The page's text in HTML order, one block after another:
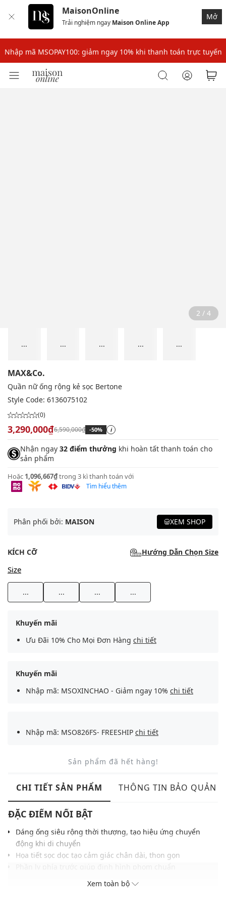
MaisonOnline
Trải nghiệm ngay Maison Online App
Mở
Nhập mã: MSOXINCHAO - Giảm 10% đơn đầu cho thành viên mới!
Nhập mã MSOPAY100: giảm ngay 10% khi thanh toán trực tuyến
Nhập mã: MSOXINCHAO - Giảm 10% đơn đầu cho thành viên mới!
2 / 4
... ... ... ... ...
MAX&Co.
Quần nữ ống rộng kẻ sọc Bertone
Style Code: 6136075102
(0)
3,290,000₫6,590,000₫ -50% i
Nhận ngay 32 điểm thưởng khi hoàn tất thanh toán cho
sản phẩm
Hoặc 1,096,667₫trong 3 kì thanh toán với
Tìm hiểu thêm
Phân phối bởi: MAISON XEM SHOP
KÍCH CỠ Hướng Dẫn Chọn Size
Size
... ... ... ...
Khuyến mãi
Ưu Đãi 10% Cho Mọi Đơn Hàng chi tiết
Khuyến mãi
Nhập mã: MSOXINCHAO - Giảm ngay 10% chi tiết
Nhập mã: MSO826FS- FREESHIP chi tiết
Sản phẩm đã hết hàng!
CHI TIẾT SẢN PHẨM THÔNG TIN BẢO QUẢN
ĐẶC ĐIỂM NỔI BẬT
Dáng ống siêu rộng thời thượng, tạo hiệu ứng chuyển
động khi di chuyển
Họa tiết sọc dọc tạo cảm giác chân dài, thon gọn
Lưng cao dễ mặc, mang lại sự thoải mái và phong cách
Chất vải mềm mịn, đường may tỉ mỉ
Xem toàn bộ